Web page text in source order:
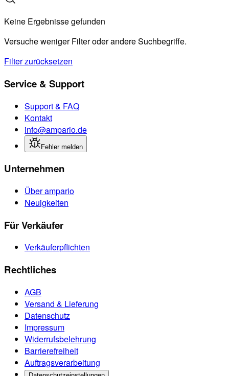
Keine Ergebnisse gefunden
Versuche weniger Filter oder andere Suchbegriffe.
Filter zurücksetzen
Service & Support
Support & FAQ
Kontakt
info@ampario.de
Fehler melden
Unternehmen
Über ampario
Neuigkeiten
Für Verkäufer
Verkäuferpflichten
Rechtliches
AGB
Versand & Lieferung
Datenschutz
Impressum
Widerrufsbelehrung
Barrierefreiheit
Auftragsverarbeitung